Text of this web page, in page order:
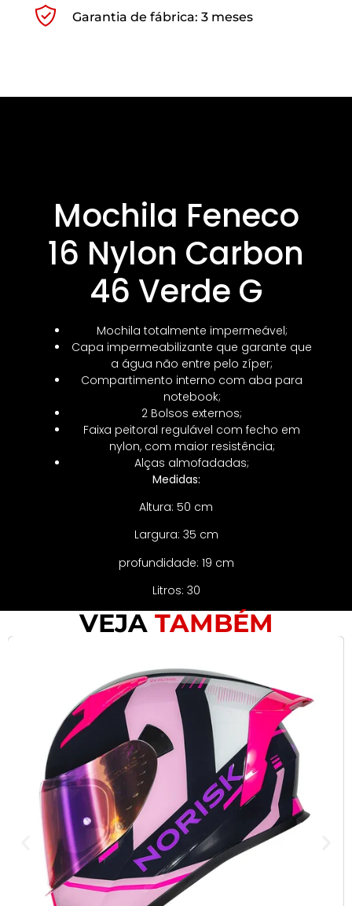
Garantia de fábrica: 3 meses
Mochila Feneco
16 Nylon Carbon
46 Verde G
Mochila totalmente impermeável;
Capa impermeabilizante que garante que
a água não entre pelo zíper;
Compartimento interno com aba para
notebook;
2 Bolsos externos;
Faixa peitoral regulável com fecho em
nylon, com maior resistência;
Alças almofadadas;
Medidas:
Altura: 50 cm
Largura: 35 cm
profundidade: 19 cm
Litros: 30
VEJA TAMBÉM